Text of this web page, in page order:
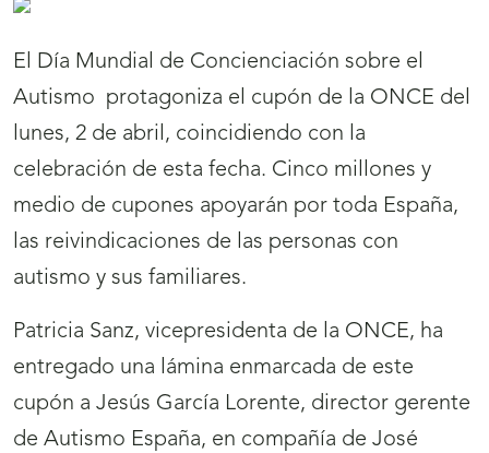
El Día Mundial de Concienciación sobre el
Autismo protagoniza el cupón de la ONCE del
lunes, 2 de abril, coincidiendo con la
celebración de esta fecha. Cinco millones y
medio de cupones apoyarán por toda España,
las reivindicaciones de las personas con
autismo y sus familiares.
Patricia Sanz, vicepresidenta de la ONCE, ha
entregado una lámina enmarcada de este
cupón a Jesús García Lorente, director gerente
de Autismo España, en compañía de José